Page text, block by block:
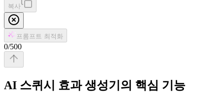
복사
프롬프트 최적화
0/500
AI 스퀴시 효과 생성기의 핵심 기능